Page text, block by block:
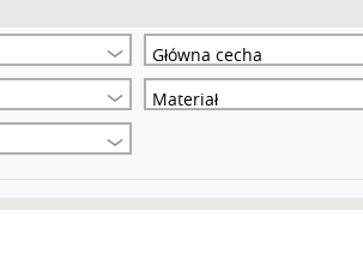
Główna cecha
Materiał